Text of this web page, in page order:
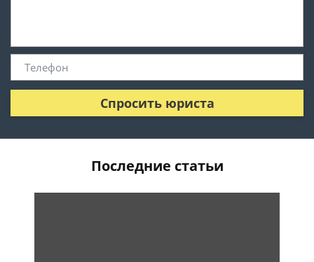
Спросить юриста
Последние статьи